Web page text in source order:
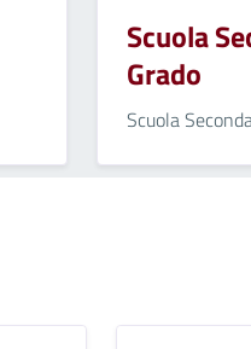
Scuola
Grado
Scuola